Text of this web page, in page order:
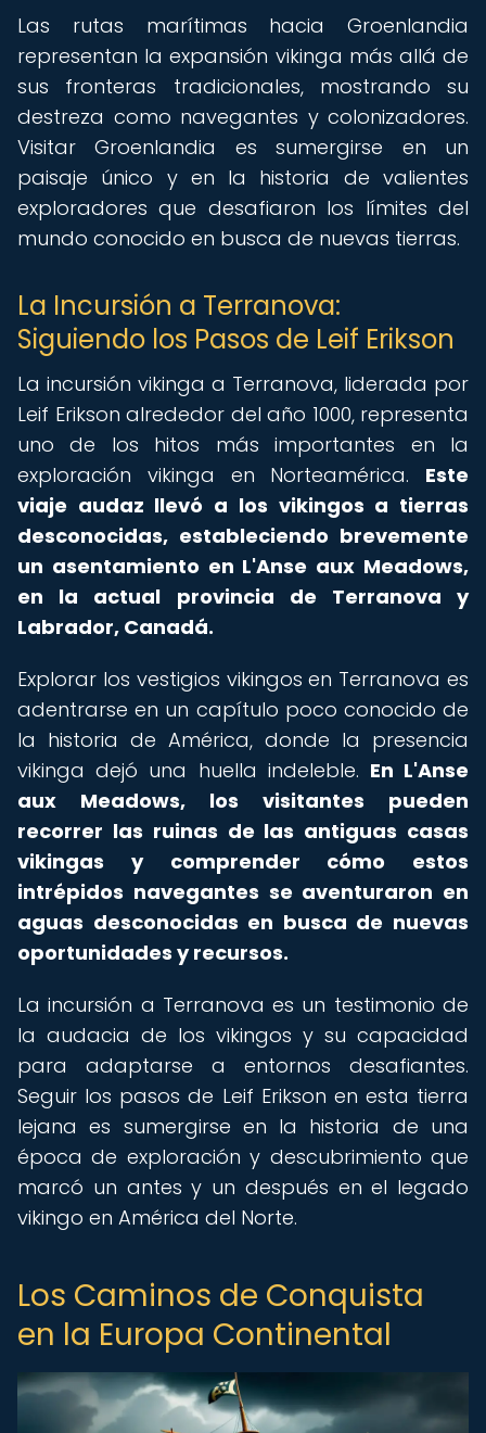
Las rutas marítimas hacia Groenlandia
representan la expansión vikinga más allá de
sus fronteras tradicionales, mostrando su
destreza como navegantes y colonizadores.
Visitar Groenlandia es sumergirse en un
paisaje único y en la historia de valientes
exploradores que desafiaron los límites del
mundo conocido en busca de nuevas tierras.
La Incursión a Terranova:
Siguiendo los Pasos de Leif Erikson
La incursión vikinga a Terranova, liderada por
Leif Erikson alrededor del año 1000, representa
uno de los hitos más importantes en la
exploración vikinga en Norteamérica. Este
viaje audaz llevó a los vikingos a tierras
desconocidas, estableciendo brevemente
un asentamiento en L'Anse aux Meadows,
en la actual provincia de Terranova y
Labrador, Canadá.
Explorar los vestigios vikingos en Terranova es
adentrarse en un capítulo poco conocido de
la historia de América, donde la presencia
vikinga dejó una huella indeleble. En L'Anse
aux Meadows, los visitantes pueden
recorrer las ruinas de las antiguas casas
vikingas y comprender cómo estos
intrépidos navegantes se aventuraron en
aguas desconocidas en busca de nuevas
oportunidades y recursos.
La incursión a Terranova es un testimonio de
la audacia de los vikingos y su capacidad
para adaptarse a entornos desafiantes.
Seguir los pasos de Leif Erikson en esta tierra
lejana es sumergirse en la historia de una
época de exploración y descubrimiento que
marcó un antes y un después en el legado
vikingo en América del Norte.
Los Caminos de Conquista
en la Europa Continental